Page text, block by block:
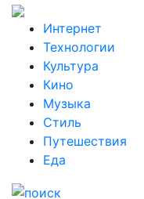
Интернет
Технологии
Культура
Кино
Музыка
Стиль
Путешествия
Еда